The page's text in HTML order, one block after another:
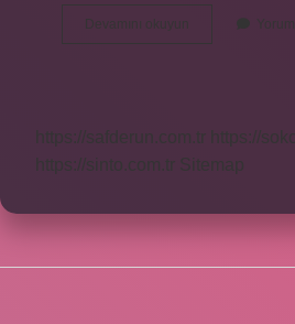
Devamını okuyun
Benimseme
Nedir
https://safderun.com.tr
https://
https://sinto.com.tr Sitemap